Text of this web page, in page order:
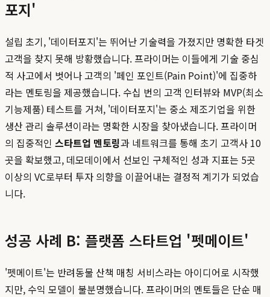
포지'
설립 초기, '데이터포지'는 뛰어난 기술력을 가졌지만 명확한 타겟
고객을 찾지 못해 방황했습니다. 프라이머는 이들에게 기술 중심
적 사고에서 벗어나 고객의 '페인 포인트(Pain Point)'에 집중하
라는 멘토링을 제공했습니다. 수십 번의 고객 인터뷰와 MVP(최소
기능제품) 테스트를 거쳐, '데이터포지'는 중소 제조기업을 위한
생산 관리 솔루션이라는 명확한 시장을 찾아냈습니다. 프라이머
의 집중적인 스타트업 멘토링과 네트워크를 통해 초기 고객사 10
곳을 확보했고, 데모데이에서 선보인 구체적인 성과 지표는 5곳
이상의 VC로부터 투자 의향을 이끌어내는 결정적 계기가 되었습
니다.
성공 사례 B: 플랫폼 스타트업 '펫메이트'
'펫메이트'는 반려동물 산책 매칭 서비스라는 아이디어로 시작했
지만, 수익 모델이 불분명했습니다. 프라이머의 멘토들은 단순 매